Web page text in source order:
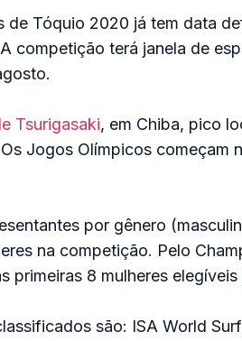
de Tóquio 2020 já tem data
competição terá janela de
Tsurigasaki, em Chiba, pico
Jogos Olímpicos começam
por gênero
na competição. Pelo
primeiras 8 mulheres
são: ISA World